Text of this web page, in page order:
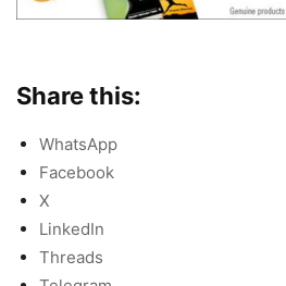
Share this:
WhatsApp
Facebook
X
LinkedIn
Threads